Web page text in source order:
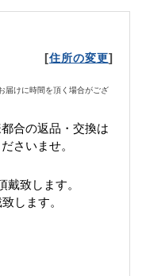
[住所の変更]
届けに時間を頂く場合がござ
合の返品・交換は
さいませ。
戴致します。
します。